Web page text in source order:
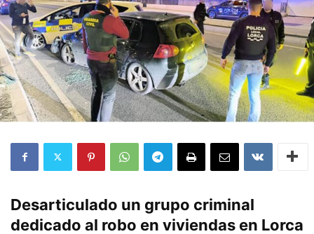
Desarticulado un grupo criminal
dedicado al robo en viviendas en Lorca